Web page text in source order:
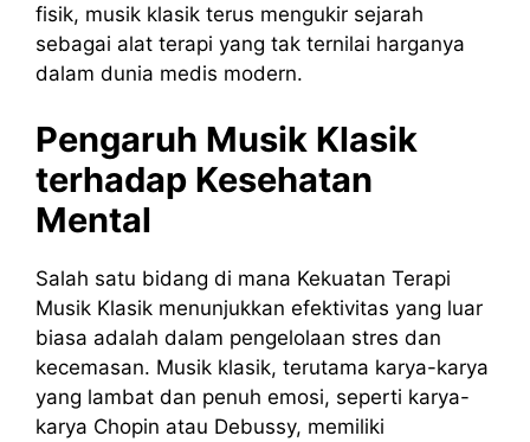
fisik, musik klasik terus mengukir sejarah
sebagai alat terapi yang tak ternilai harganya
dalam dunia medis modern.
Pengaruh Musik Klasik
terhadap Kesehatan
Mental
Salah satu bidang di mana Kekuatan Terapi
Musik Klasik menunjukkan efektivitas yang luar
biasa adalah dalam pengelolaan stres dan
kecemasan. Musik klasik, terutama karya-karya
yang lambat dan penuh emosi, seperti karya-
karya Chopin atau Debussy, memiliki